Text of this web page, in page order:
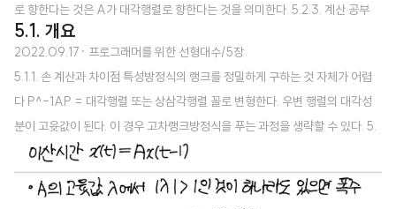
로 향한다는 것은 A가 대각행렬로 향한다는 것을 의미한다. 5.2.3. 계산 공부
이를 토대로 sin 값도 구할 수 있다. 출처: 히라오카 카즈유키, 호리 겐, 『프로그
래머를 위한 선형대수』, 이창신, 길벗, 2017.
5.1. 개요
2022.09.17 · 프로그래머를 위한 선형대수/5장
5.1.1. 손 계산과 차이점 특성방정식의 랭크를 정밀하게 구하는 것 자체가 어렵
다 P^-1AP = 대각행렬 또는 상삼각행렬 꼴로 변형한다. 우변 행렬의 대각성
분이 고윳값이 된다. 이 경우 고차랭크방정식을 푸는 과정을 생략할 수 있다. 5.
1.2. 갈루아 이론 5차 미만의 대수방정식에는 해의 공식이 존재한다. 5차 이상의
대수방정식에는 해의 공식이 존재하지 않는다. 해를 구하는 절차가 존재하다면
이를 공식으로 만들 수 있다는 뜻이다. 하지만 공식의 형태로 나타내는 것이 지